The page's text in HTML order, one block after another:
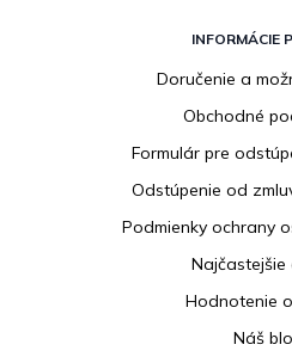
INFORMÁCIE
Doručenie a
Obchodné
Formulár pre
Odstúpenie od
Podmienky ochrany
Hodnotenie
Náš